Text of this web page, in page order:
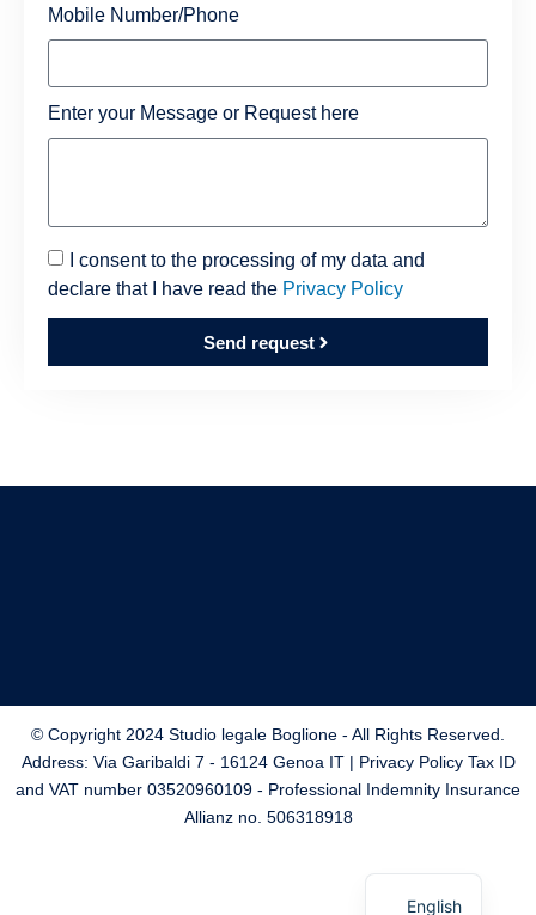
Mobile Number/Phone
Enter your Message or Request here
I consent to the processing of my data and
declare that I have read the Privacy Policy
Send request
© Copyright 2024 Studio legale Boglione - All Rights Reserved.
Address: Via Garibaldi 7 - 16124 Genoa IT | Privacy Policy Tax ID
and VAT number 03520960109 - Professional Indemnity Insurance
Allianz no. 506318918
English